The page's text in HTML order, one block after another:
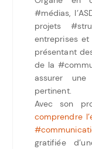
#médias,
projets
entreprises et
présentant
de la
assurer
pertinent.
Avec son
comprendre
gratifiée